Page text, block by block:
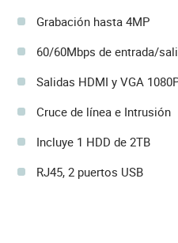
Grabación hasta 4MP
60/60Mbps de entrada/
Salidas HDMI y VGA
Cruce de línea e Intrusión
Incluye 1 HDD de 2TB
RJ45, 2 puertos USB